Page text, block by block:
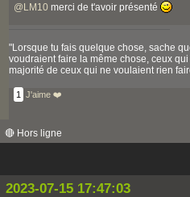
@LM10 merci de t'avoir présenté
"Lorsque tu fais quelque chose, sache
voudraient faire la même chose, ceux
majorité de ceux qui ne voulaient rien
1 J'aime ❤️
🔴 Hors ligne
2023-07-15 17:47:03